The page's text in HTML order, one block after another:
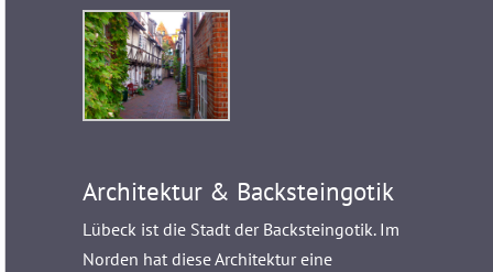
Architektur & Backsteingotik
Lübeck ist die Stadt der Backsteingotik. Im
Norden hat diese Architektur eine